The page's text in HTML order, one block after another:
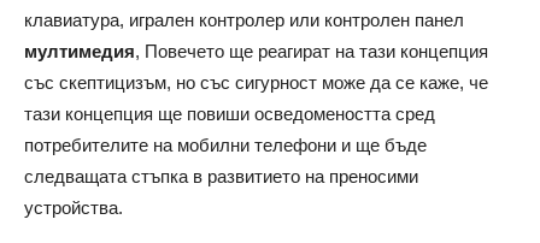
клавиатура, игрален контролер или контролен панел
мултимедия, Повечето ще реагират на тази концепция
със скептицизъм, но със сигурност може да се каже, че
тази концепция ще повиши осведомеността сред
потребителите на мобилни телефони и ще бъде
следващата стъпка в развитието на преносими
устройства.